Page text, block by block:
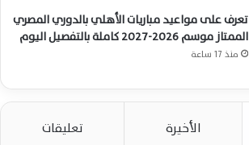
تعرف على مواعيد مباريات الأهلي بالدوري المصري
الممتاز موسم 2026-2027 كاملة بالتفصيل اليوم
منذ 17 ساعة
الأخيرة تعليقات